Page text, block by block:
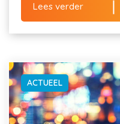
Lees verder
ACTUEEL